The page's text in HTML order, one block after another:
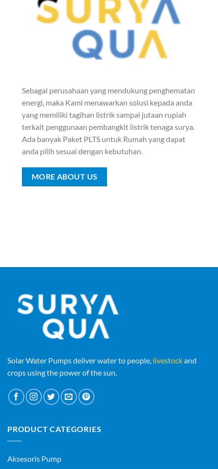
Sebagai perusahaan yang mendukung penghematan
energi, maka Kami menawarkan solusi kepada anda
yang memiliki tagihan listrik sampai jutaan rupiah
terkait penggunaan pembangkit listrik tenaga surya.
Ada banyak Paket PLTS untuk Rumah yang dapat
anda pilih sesuai dengan kebutuhan.
MORE ABOUT US
Solar Water Pumps deliver water to people, livestockand
crops using the power of the sun.
PRODUCT CATEGORIES
Aksesoris Pump